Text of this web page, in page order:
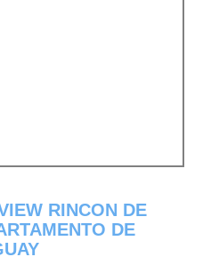
RINCON DE
DE